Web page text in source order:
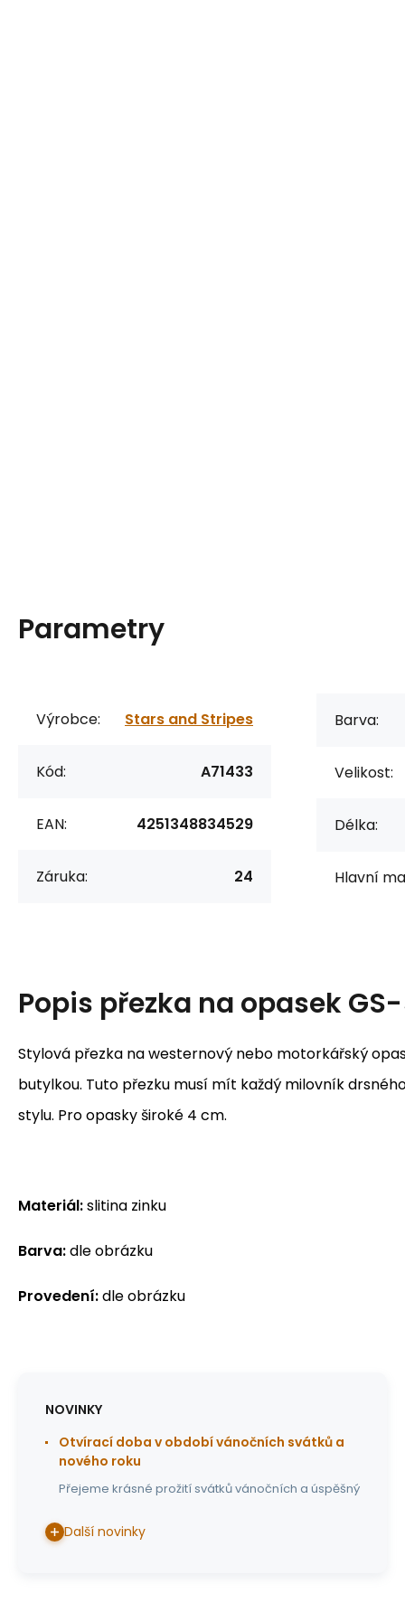
Parametry
Výrobce: Stars and Stripes
Kód: A71433
EAN: 4251348834529
Záruka: 24
Barva:
Velikost:
Délka:
Hlavní
Popis přezka na opasek
Stylová přezka na westernový nebo motorkářský
butylkou. Tuto přezku musí mít každý milovník
stylu. Pro opasky široké 4 cm.
Materiál:slitina zinku
Barva:dle obrázku
Provedení:dle obrázku
NOVINKY
Otvírací doba v období vánočních svátků a
nového roku
Přejeme krásné prožití svátků vánočních a úspěšný
Další novinky